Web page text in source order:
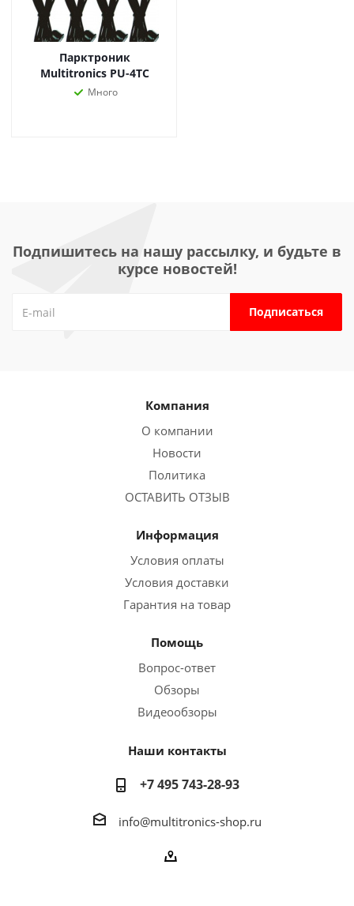
Парктроник
Multitronics PU-4TC
Много
Подпишитесь на нашу рассылку, и будьте в
курсе новостей!
Компания
О компании
Новости
Политика
ОСТАВИТЬ ОТЗЫВ
Информация
Условия оплаты
Условия доставки
Гарантия на товар
Помощь
Вопрос-ответ
Обзоры
Видеообзоры
Наши контакты
+7 495 743-28-93
info@multitronics-shop.ru